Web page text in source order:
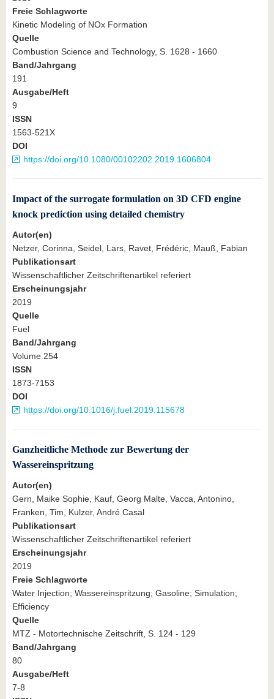
Freie Schlagworte
Kinetic Modeling of NOx Formation
Quelle
Combustion Science and Technology, S. 1628 - 1660
Band/Jahrgang
191
Ausgabe/Heft
9
ISSN
1563-521X
DOI
https://doi.org/10.1080/00102202.2019.1606804
Impact of the surrogate formulation on 3D CFD engine
knock prediction using detailed chemistry
Autor(en)
Netzer, Corinna, Seidel, Lars, Ravet, Frédéric, Mauß, Fabian
Publikationsart
Wissenschaftlicher Zeitschriftenartikel referiert
Erscheinungsjahr
2019
Quelle
Fuel
Band/Jahrgang
Volume 254
ISSN
1873-7153
DOI
https://doi.org/10.1016/j.fuel.2019.115678
Ganzheitliche Methode zur Bewertung der
Wassereinspritzung
Autor(en)
Gern, Maike Sophie, Kauf, Georg Malte, Vacca, Antonino,
Franken, Tim, Kulzer, André Casal
Publikationsart
Wissenschaftlicher Zeitschriftenartikel referiert
Erscheinungsjahr
2019
Freie Schlagworte
Water Injection; Wassereinspritzung; Gasoline; Simulation;
Efficiency
Quelle
MTZ - Motortechnische Zeitschrift, S. 124 - 129
Band/Jahrgang
80
Ausgabe/Heft
7-8